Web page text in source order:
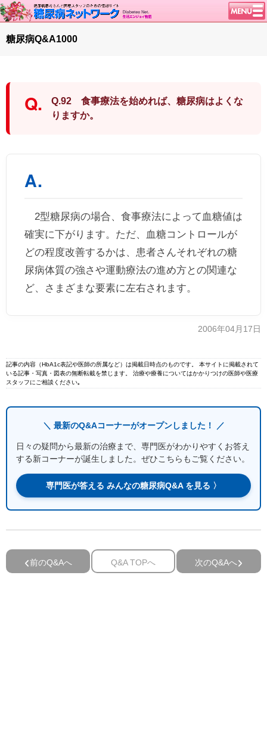
トップページ
糖尿病のきほん
特集・連載
血糖トレンド
グリコアルブミン
特集・連載 一覧へ
1型ライフ
糖尿病Q&A1000
Q.92 食事療法を始めれば、糖尿病はよくな
りますか。
2型糖尿病の場合、食事療法によって血糖値は
確実に下がります。ただ、血糖コントロールが
どの程度改善するかは、患者さんそれぞれの糖
尿病体質の強さや運動療法の進め方との関連な
ど、さまざまな要素に左右されます。
2006年04月17日
記事の内容（HbA1c表記や医師の所属など）は掲載日時点のものです。 本サイトに掲載されて
いる記事・写真・図表の無断転載を禁じます。 治療や療養についてはかかりつけの医師や医療
スタッフにご相談ください｡
＼ 最新のQ&Aコーナーがオープンしました！ ／
日々の疑問から最新の治療まで、専門医がわかりやすくお答え
する新コーナーが誕生しました。ぜひこちらもご覧ください。
専門医が答える みんなの糖尿病Q&A を見る 〉
前のQ&Aへ Q&A TOPへ 次のQ&Aへ